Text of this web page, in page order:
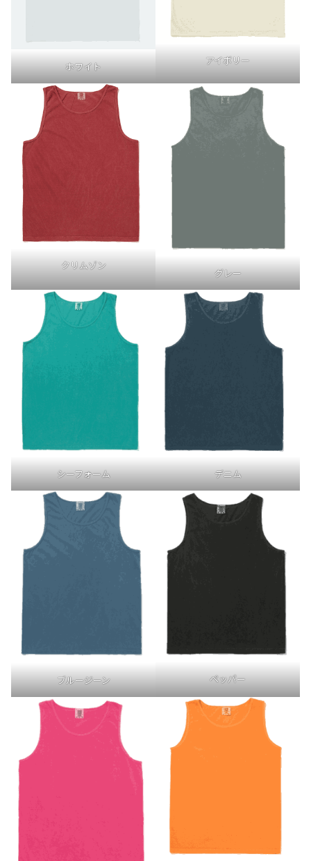
ホワイト アイボリー
クリムゾン
グレー
シーフォーム デニム
ブルージーン ペッパー